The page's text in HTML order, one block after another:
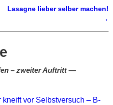
Lasagne lieber selber machen!
→
– zweiter Auftritt—
kneift vor Selbstversuch – B-